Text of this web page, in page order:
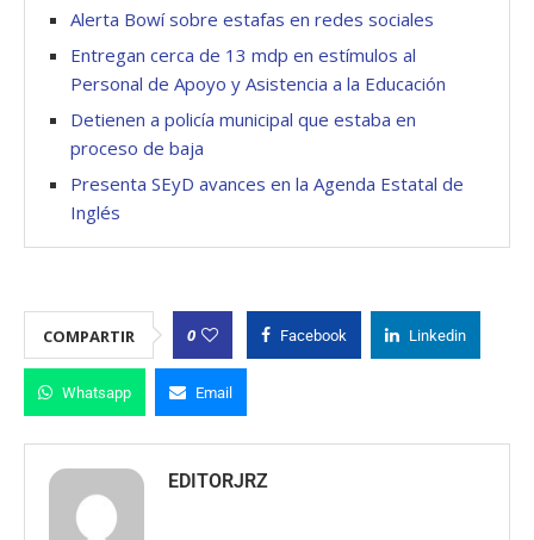
Alerta Bowí sobre estafas en redes sociales
Entregan cerca de 13 mdp en estímulos al
Personal de Apoyo y Asistencia a la Educación
Detienen a policía municipal que estaba en
proceso de baja
Presenta SEyD avances en la Agenda Estatal de
Inglés
COMPARTIR 0 Facebook Linkedin
Whatsapp Email
EDITORJRZ